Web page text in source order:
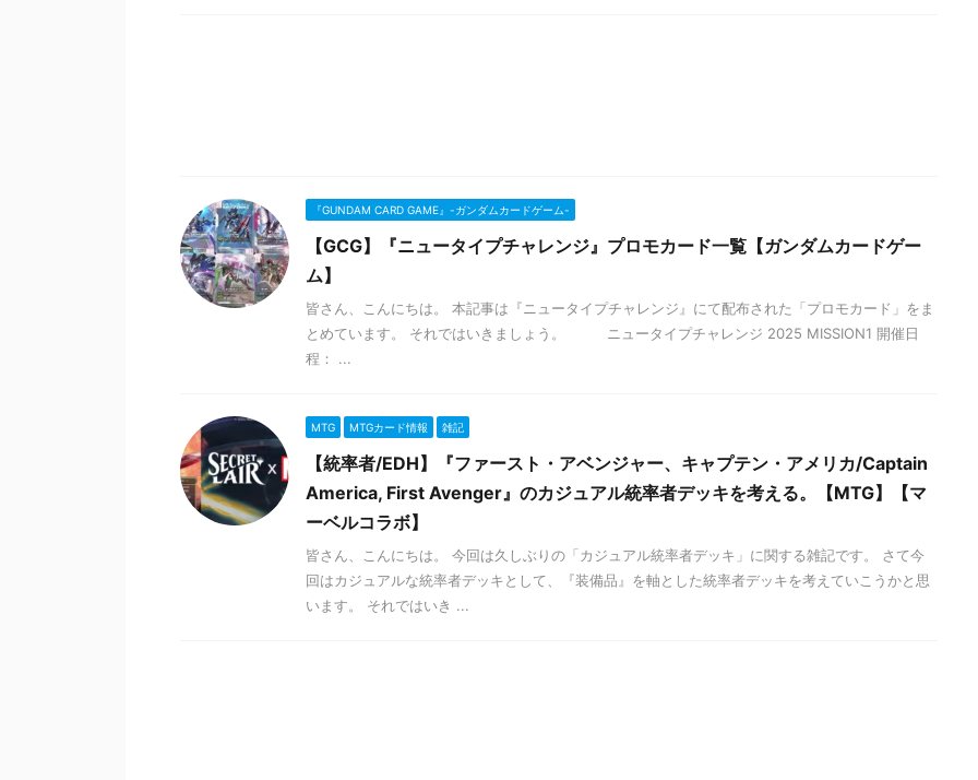
『GUNDAM CARD GAME』-ガンダムカードゲーム-
【GCG】『ニュータイプチャレンジ』プロモカード一覧【ガンダムカードゲー
ム】
皆さん、こんにちは。 本記事は『ニュータイプチャレンジ』にて配布された「プロモカード」をま
とめています。 それではいきましょう。 ニュータイプチャレンジ 2025 MISSION1 開催日
程： ...
MTG MTGカード情報 雑記
【統率者/EDH】『ファースト・アベンジャー、キャプテン・アメリカ/Captain
America, First Avenger』のカジュアル統率者デッキを考える。【MTG】【マ
ーベルコラボ】
皆さん、こんにちは。 今回は久しぶりの「カジュアル統率者デッキ」に関する雑記です。 さて今
回はカジュアルな統率者デッキとして、『装備品』を軸とした統率者デッキを考えていこうかと思
います。 それではいき ...